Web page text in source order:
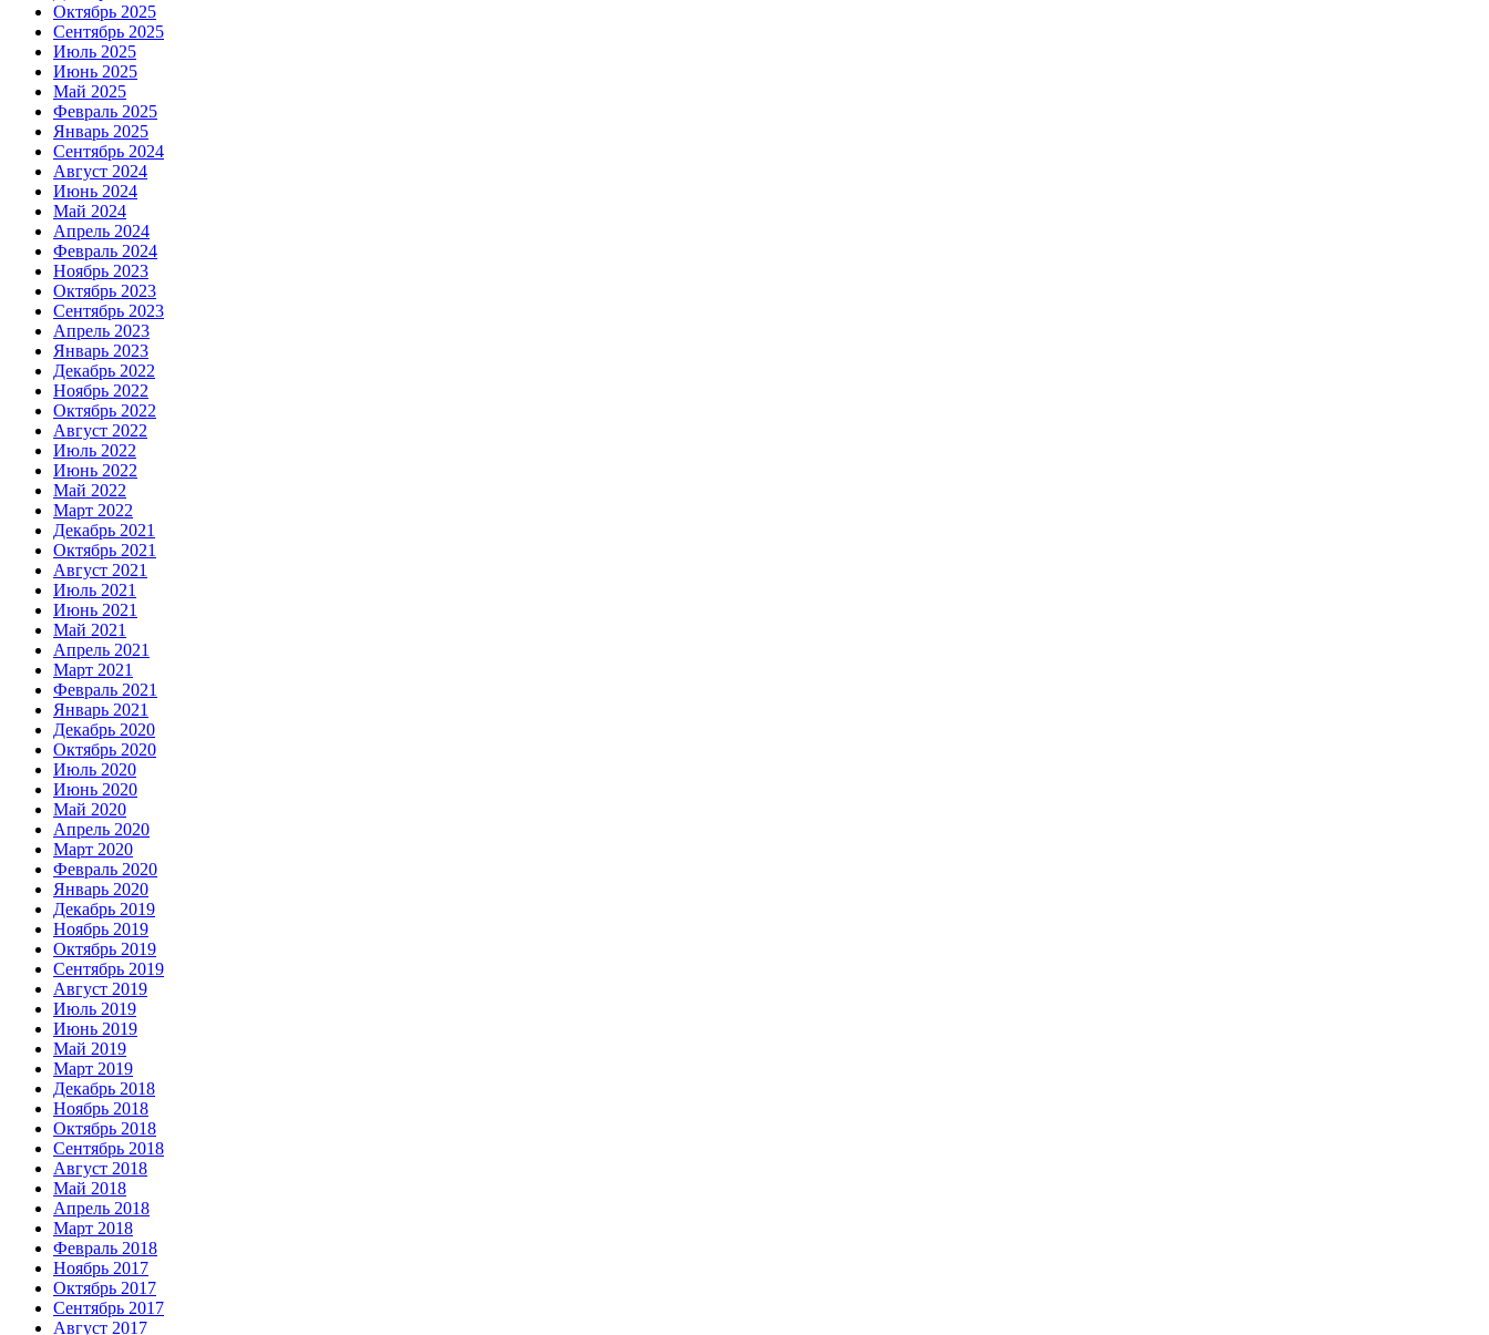
Октябрь 2025
Сентябрь 2025
Июль 2025
Июнь 2025
Май 2025
Февраль 2025
Январь 2025
Сентябрь 2024
Август 2024
Июнь 2024
Май 2024
Апрель 2024
Февраль 2024
Ноябрь 2023
Октябрь 2023
Сентябрь 2023
Апрель 2023
Январь 2023
Декабрь 2022
Ноябрь 2022
Октябрь 2022
Август 2022
Июль 2022
Июнь 2022
Май 2022
Март 2022
Декабрь 2021
Октябрь 2021
Август 2021
Июль 2021
Июнь 2021
Май 2021
Апрель 2021
Март 2021
Февраль 2021
Январь 2021
Декабрь 2020
Октябрь 2020
Июль 2020
Июнь 2020
Май 2020
Апрель 2020
Март 2020
Февраль 2020
Январь 2020
Декабрь 2019
Ноябрь 2019
Октябрь 2019
Сентябрь 2019
Август 2019
Июль 2019
Июнь 2019
Май 2019
Март 2019
Декабрь 2018
Ноябрь 2018
Октябрь 2018
Сентябрь 2018
Август 2018
Май 2018
Апрель 2018
Март 2018
Февраль 2018
Ноябрь 2017
Октябрь 2017
Сентябрь 2017
Август 2017